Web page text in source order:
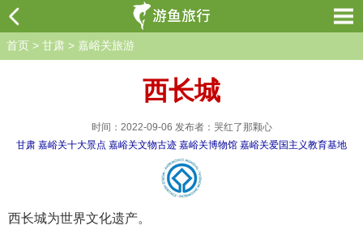
首页 > 甘肃 > 嘉峪关旅游
西长城
时间：2022-09-06 发布者：哭红了那颗心
甘肃 嘉峪关十大景点 嘉峪关文物古迹 嘉峪关博物馆 嘉峪关爱国主义教育基地
西长城为世界文化遗产。